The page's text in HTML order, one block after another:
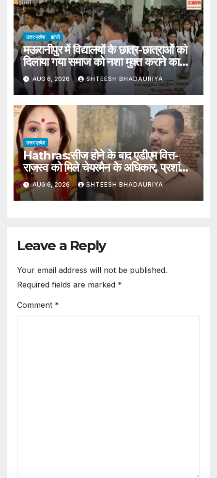
उत्तर प्रदेश झांसी
मऊरानीपुर में विद्यालयों के छात्र-छात्राओं को
दिलाया गया समाज को नशा मुक्त कराने का
संकल्प
AUG 6, 2026 SHTEESH BHADAURIYA
उत्तर प्रदेश
Hathras:सीज होने के बाद एडीएम वित्त-
राजस्व को मिले चेयरमैन के अधिकार, प्रशांत
बने नगर पालिका हाथरस प्रशासक – Adm
Finance-revenue Gets The
Powers Of Hathras Municipal
AUG 6, 2026 SHTEESH BHADAURIYA
Leave a Reply
Your email address will not be published.
Required fields are marked *
Comment *